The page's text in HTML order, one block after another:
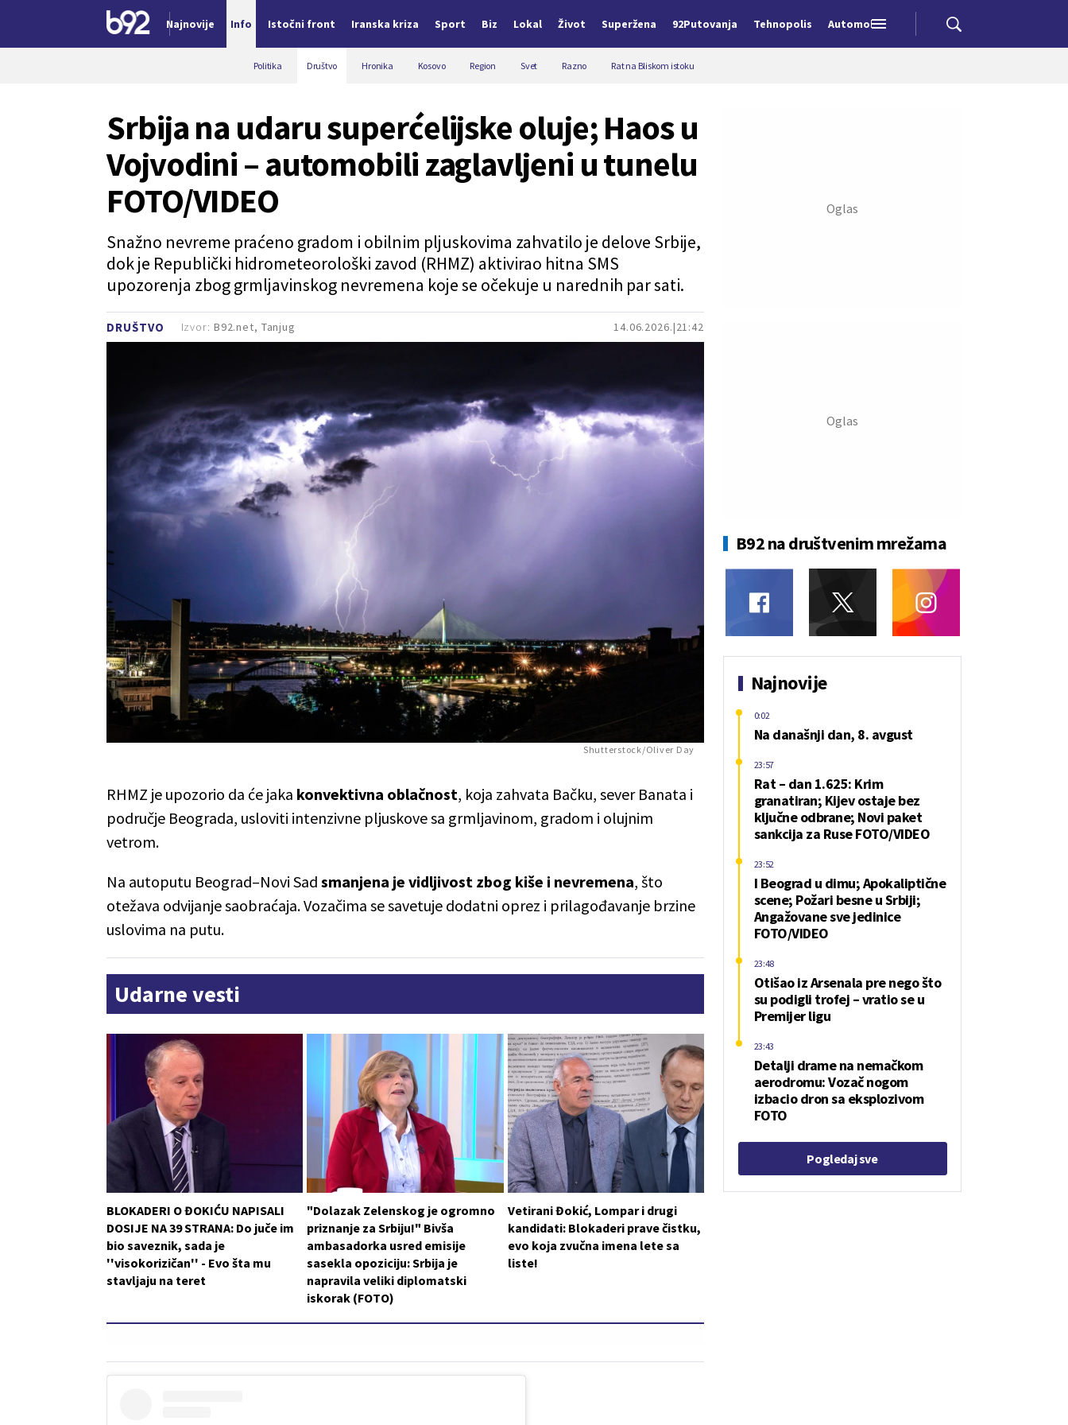
Najnovije Info Istočni front Iranska kriza Sport Biz Lokal Život Superžena 92Putovanja Tehnopolis Automobili
Politika Društvo Hronika Kosovo Region Svet Razno Rat na Bliskom istoku
DRUŠTVO 14.06.2026. 21:42
Srbija na udaru superćelijske oluje; Haos u
Vojvodini – automobili zaglavljeni u tunelu
FOTO/VIDEO
Snažno nevreme praćeno gradom i obilnim pljuskovima zahvatilo je delove Srbije,
dok je Republički hidrometeorološki zavod (RHMZ) aktivirao hitna SMS
upozorenja zbog grmljavinskog nevremena koje se očekuje u narednih par sati.
Izvor: B92.net, Tanjug
Shutterstock/Oliver Day
RHMZ je upozorio da će jaka konvektivna oblačnost, koja zahvata Bačku, sever Banata i
područje Beograda, usloviti intenzivne pljuskove sa grmljavinom, gradom i olujnim
vetrom.
Na autoputu Beograd–Novi Sad smanjena je vidljivost zbog kiše i nevremena, što
otežava odvijanje saobraćaja. Vozačima se savetuje dodatni oprez i prilagođavanje brzine
uslovima na putu.
Udarne vesti
BLOKADERI O ĐOKIĆU NAPISALI
DOSIJE NA 39 STRANA: Do juče im
bio saveznik, sada je
''visokorizičan'' - Evo šta mu
stavljaju na teret
"Dolazak Zelenskog je ogromno
priznanje za Srbiju!" Bivša
ambasadorka usred emisije
sasekla opoziciju: Srbija je
napravila veliki diplomatski
iskorak (FOTO)
Vetirani Đokić, Lompar i drugi
kandidati: Blokaderi prave čistku,
evo koja zvučna imena lete sa
liste!
B92 na društvenim mrežama
Najnovije
Na današnji dan, 8. avgust
0:02
Rat – dan 1.625: Krim
granatiran; Kijev ostaje bez
ključne odbrane; Novi paket
sankcija za Ruse FOTO/VIDEO
23:57
I Beograd u dimu; Apokaliptične
scene; Požari besne u Srbiji;
Angažovane sve jedinice
FOTO/VIDEO
23:52
Otišao iz Arsenala pre nego što
su podigli trofej – vratio se u
Premijer ligu
23:48
Detalji drame na nemačkom
aerodromu: Vozač nogom
izbacio dron sa eksplozivom
FOTO
23:43
Pogledaj sve